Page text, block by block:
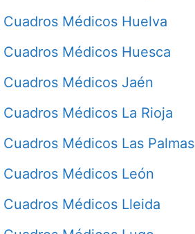
Cuadros Médicos Huelva
Cuadros Médicos Huesca
Cuadros Médicos Jaén
Cuadros Médicos La Rioja
Cuadros Médicos Las Palmas
Cuadros Médicos León
Cuadros Médicos Lleida